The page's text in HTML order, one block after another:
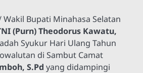
Wakil Bupati Minahasa Selatan
(Purn) Theodorus Kawatu,
Syukur Hari Ulang Tahun
di Sambut Camat
S.Pd yang didampingi